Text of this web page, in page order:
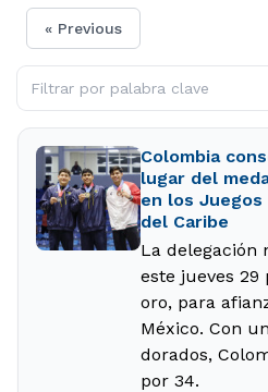
« Previous
Colombia
lugar del
en los
del Caribe
La delegación
este jueves 29
oro, para
México. Con
dorados,
por 34.